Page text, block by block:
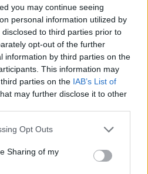
you may continue seeing
personal information utilized by
to third parties prior to
opt-out of the further
information by third parties on the
This information may
parties on the IAB’s List of
may further disclose it to other
app uses one or more Google
behaviour. You may click to
and its third-party tags to
Opt Outs
Sharing of my